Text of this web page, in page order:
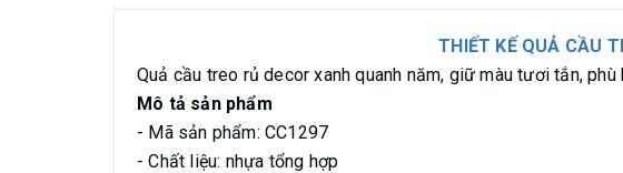
THIẾT KẾ QUẢ CẦU
Quả cầu treo rủ decor xanh quanh năm, giữ màu tươi tắn,
Mô tả sản phẩm
- Mã sản phẩm: CC1297
- Chất liệu: nhựa tổng hợp